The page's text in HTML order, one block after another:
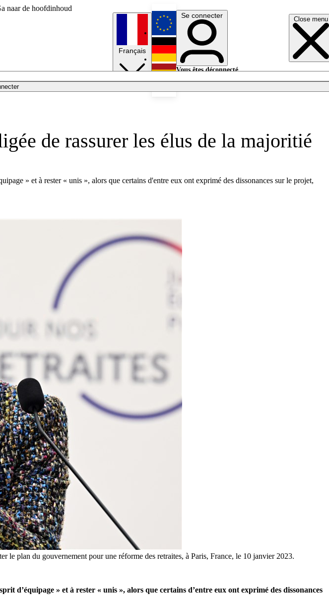
naar de hoofdinhoud
Close menu
Français
English
Deutsch
Se connecter
Vous êtes déconnecté.
de rassurer les élus de la majoritié
» et à rester « unis », alors que certains d'entre eux ont exprimé des dissonances sur le projet,
le plan du gouvernement pour une réforme des retraites, à Paris, France, le 10 janvier 2023.
d’équipage » et à rester « unis », alors que certains d’entre eux ont exprimé des dissonances